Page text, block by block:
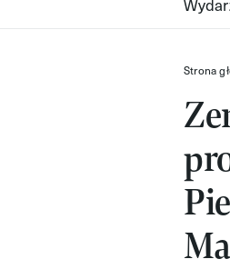
Strona